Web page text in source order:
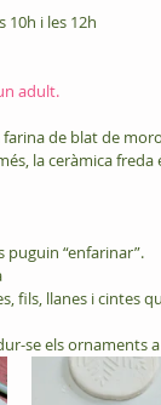
10h i les 12h
adult.
de blat de
la ceràmica
puguin “enfarinar”.
fils, llanes i cintes
se els ornaments